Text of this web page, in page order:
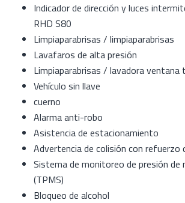
Indicador de dirección y luces
RHD S80
Limpiaparabrisas / limpiaparabrisas
Lavafaros de alta presión
Limpiaparabrisas / lavadora ventana
Vehículo sin llave
cuerno
Alarma anti-robo
Asistencia de estacionamiento
Advertencia de colisión con refuerzo
Sistema de monitoreo de presión de
(TPMS)
Bloqueo de alcohol